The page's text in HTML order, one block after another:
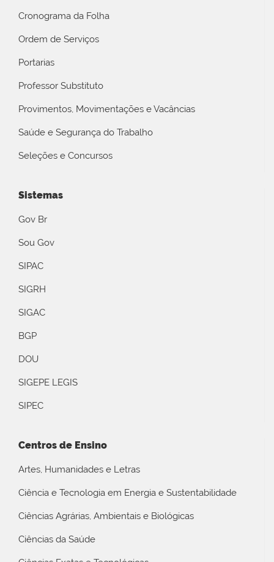
Cronograma da Folha
Ordem de Serviços
Portarias
Professor Substituto
Provimentos, Movimentações e Vacâncias
Saúde e Segurança do Trabalho
Seleções e Concursos
Sistemas
Gov Br
Sou Gov
SIPAC
SIGRH
SIGAC
BGP
DOU
SIGEPE LEGIS
SIPEC
Centros de Ensino
Artes, Humanidades e Letras
Ciência e Tecnologia em Energia e Sustentabilidade
Ciências Agrárias, Ambientais e Biológicas
Ciências da Saúde